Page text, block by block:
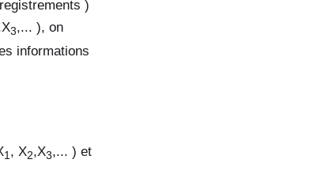
)
3,... ), on
informations
1, X2,X3,... ) et